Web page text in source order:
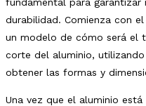
durabilidad. Comienza con
un modelo de cómo será el
corte del aluminio,
obtener las formas y
Una vez que el aluminio